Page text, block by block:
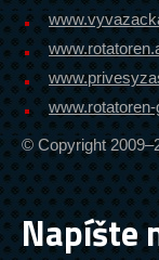
www.rotatoren-
© Copyright
Napíšte